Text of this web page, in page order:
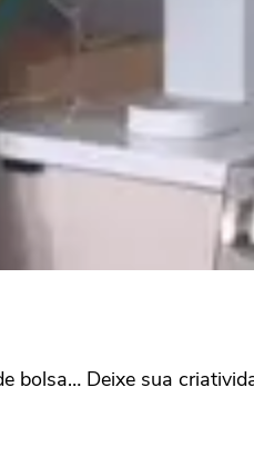
bolsa… Deixe sua